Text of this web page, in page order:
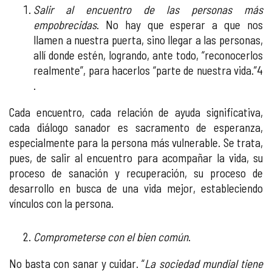
Salir al encuentro de las personas más
empobrecidas. No hay que esperar a que nos
llamen a nuestra puerta, sino llegar a las personas,
allí donde estén, logrando, ante todo, “reconocerlos
realmente”, para hacerlos “parte de nuestra vida.”4
.
Cada encuentro, cada relación de ayuda significativa,
cada diálogo sanador es sacramento de esperanza,
especialmente para la persona más vulnerable. Se trata,
pues, de salir al encuentro para acompañar la vida, su
proceso de sanación y recuperación, su proceso de
desarrollo en busca de una vida mejor, estableciendo
vínculos con la persona.
Comprometerse con el bien común.
No basta con sanar y cuidar. “La sociedad mundial tiene